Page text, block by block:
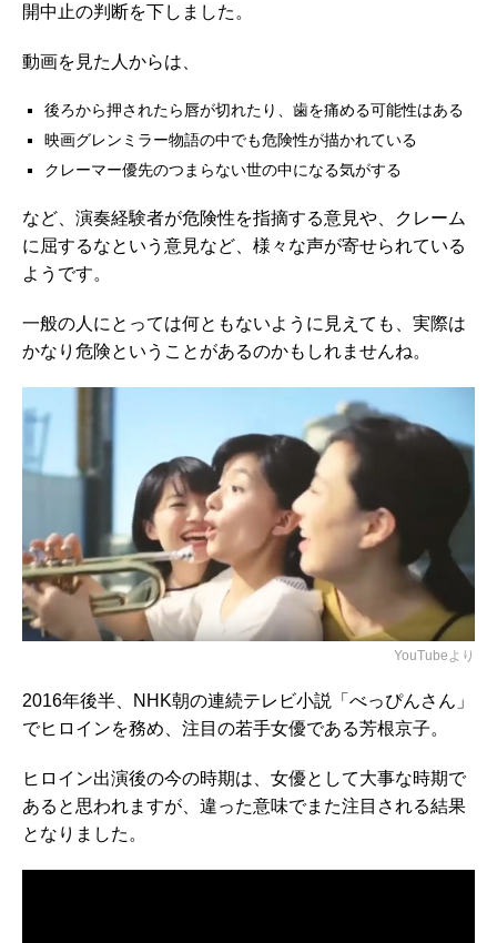
開中止の判断を下しました。
動画を見た人からは、
後ろから押されたら唇が切れたり、歯を痛める可能性はある
映画グレンミラー物語の中でも危険性が描かれている
クレーマー優先のつまらない世の中になる気がする
など、演奏経験者が危険性を指摘する意見や、クレーム
に屈するなという意見など、様々な声が寄せられている
ようです。
一般の人にとっては何ともないように見えても、実際は
かなり危険ということがあるのかもしれませんね。
YouTubeより
2016年後半、NHK朝の連続テレビ小説「べっぴんさん」
でヒロインを務め、注目の若手女優である芳根京子。
ヒロイン出演後の今の時期は、女優として大事な時期で
あると思われますが、違った意味でまた注目される結果
となりました。